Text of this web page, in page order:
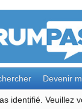
Devenir
identifié. Veuillez